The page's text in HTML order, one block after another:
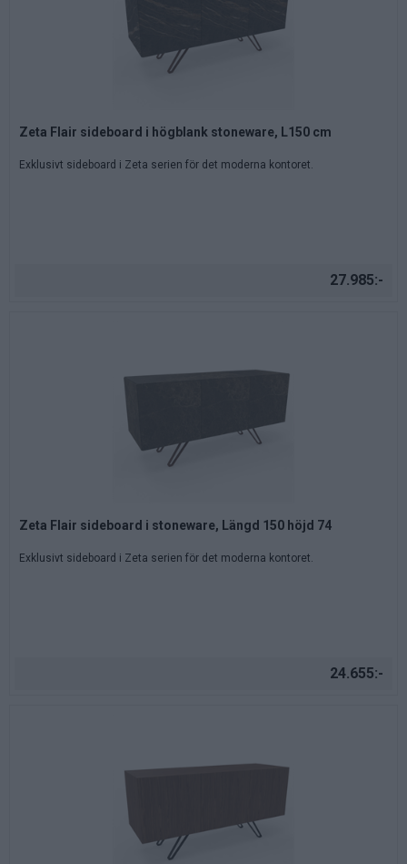
Zeta Flair sideboard i högblank stoneware, L150 cm
Exklusivt sideboard i Zeta serien för det moderna kontoret.
27.985:-
Zeta Flair sideboard i stoneware, Längd 150 höjd 74
Exklusivt sideboard i Zeta serien för det moderna kontoret.
24.655:-